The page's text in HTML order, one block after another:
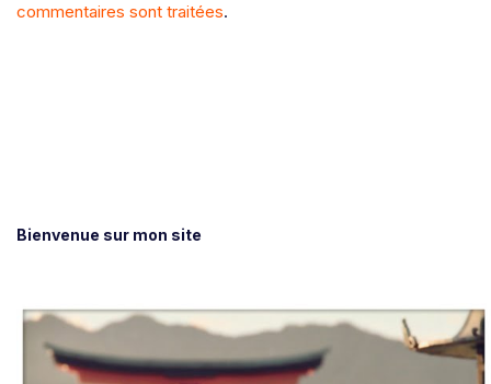
commentaires sont traitées.
Bienvenue sur mon site